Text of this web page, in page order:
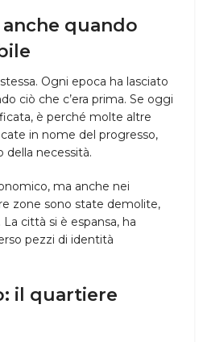
quando
Ogni epoca ha lasciato
ciò che c’era prima. Se oggi
è perché molte altre
in nome del progresso,
della necessità.
ma anche nei
zone sono state demolite,
città si è espansa, ha
pezzi di identità
: il quartiere